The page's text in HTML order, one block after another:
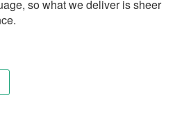
so what we deliver is sheer